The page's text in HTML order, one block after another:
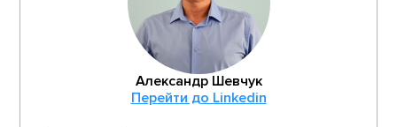
Александр Шевчук
Перейти до Linkedin